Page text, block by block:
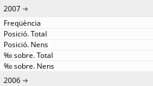
2007
2006